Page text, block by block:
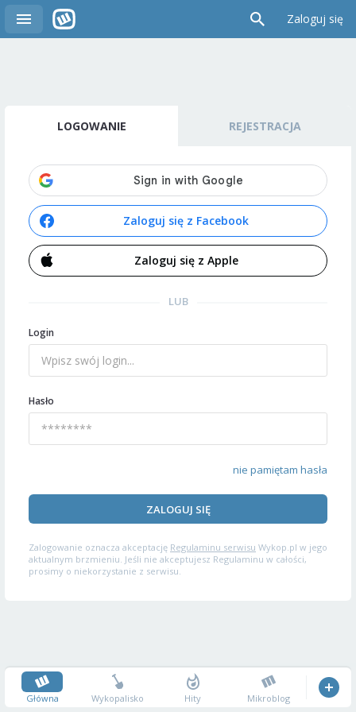
Zaloguj się
LOGOWANIE REJESTRACJA
Zaloguj się z Facebook
Zaloguj się z Apple
LUB
Login
Hasło
nie pamiętam hasła
ZALOGUJ SIĘ
Zalogowanie oznacza akceptację Regulaminu serwisu Wykop.pl w jego
aktualnym brzmieniu. Jeśli nie akceptujesz Regulaminu w całości,
prosimy o niekorzystanie z serwisu.
Główna Wykopalisko Hity Mikroblog